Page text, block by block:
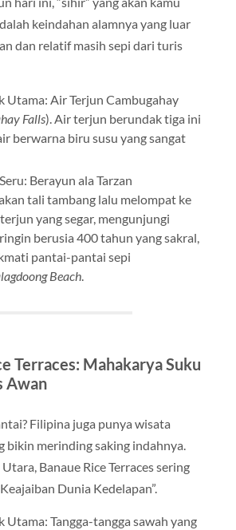
keindahan alamnya yang luar
dan relatif masih sepi dari turis
Utama: Air Terjun Cambugahay
Falls). Air terjun berundak tiga ini
berwarna biru susu yang sangat
Berayun ala Tarzan
tali tambang lalu melompat ke
yang segar, mengunjungi
berusia 400 tahun yang sakral,
pantai-pantai sepi
Beach.
Terraces: Mahakarya Suku
Awan
Filipina juga punya wisata
bikin merinding saking indahnya.
Banaue Rice Terraces sering
Dunia Kedelapan”.
Utama: Tangga-tangga sawah yang